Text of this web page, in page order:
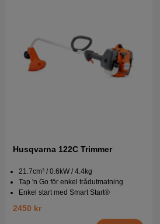
Husqvarna 122C Trimmer
21.7cm³ / 0.6kW / 4.4kg
Tap 'n Go för enkel trådutmatning
Enkel start med Smart Start®
2450 kr